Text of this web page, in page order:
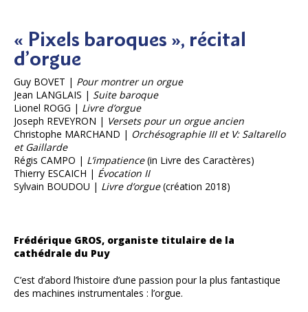
« Pixels baroques », récital
d’orgue
Guy BOVET | Pour montrer un orgue
Jean LANGLAIS | Suite baroque
Lionel ROGG | Livre d’orgue
Joseph REVEYRON | Versets pour un orgue ancien
Christophe MARCHAND | Orchésographie III et V: Saltarello
et Gaillarde
Régis CAMPO | L’impatience(in Livre des Caractères)
Thierry ESCAICH | Évocation II
Sylvain BOUDOU | Livre d’orgue(création 2018)
Frédérique GROS, organiste titulaire de la
cathédrale du Puy
C’est d’abord l’histoire d’une passion pour la plus fantastique
des machines instrumentales : l’orgue.